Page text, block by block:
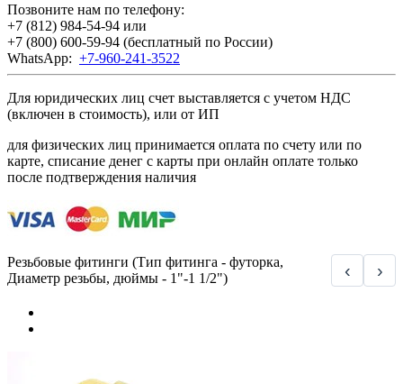
Позвоните нам по телефону:
+7 (812) 984-54-94 или
+7 (800) 600-59-94 (бесплатный по России)
WhatsApp: +7-960-241-3522
Для юридических лиц счет выставляется с учетом НДС
(включен в стоимость), или от ИП
для физических лиц принимается оплата по счету или по
карте, списание денег с карты при онлайн оплате только
после подтверждения наличия
Резьбовые фитинги (Тип фитинга - футорка,
Диаметр резьбы, дюймы - 1"-1 1/2")
‹ ›